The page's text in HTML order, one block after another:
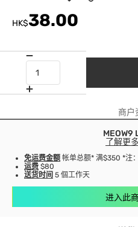
HK$38.00
商户
MEOW9
了解更
免运费金额 帐单总额* 满$350 *注
运费 $80
送货时间 5 個工作天
进入此